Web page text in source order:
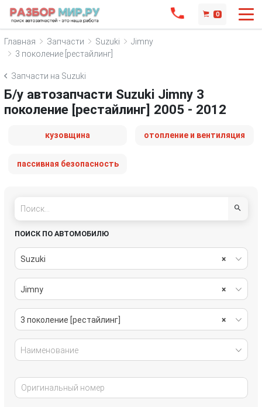
0
Главная Запчасти Suzuki
Jimny
3 поколение [рестайлинг]
Запчасти на Suzuki
Б/у автозапчасти Suzuki Jimny 3
поколение [рестайлинг] 2005 - 2012
кузовщина отопление и вентиляция
пассивная безопасность
ПОИСК ПО АВТОМОБИЛЮ
×
Suzuki
×
Jimny
×
3 поколение [рестайлинг]
Наименование